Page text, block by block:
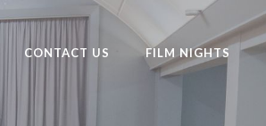
CONTACT US FILM NIGHTS